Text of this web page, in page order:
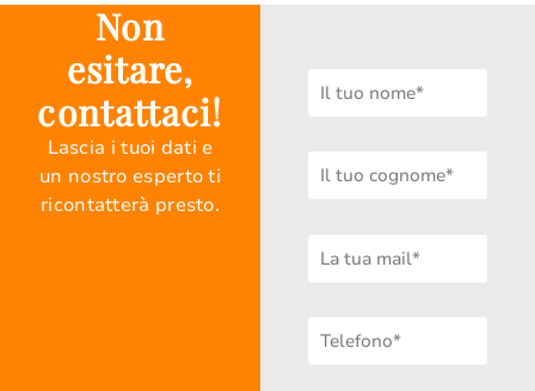
Non
esitare,
contattaci!
Lascia i tuoi dati e
un nostro esperto ti
ricontatterà presto.